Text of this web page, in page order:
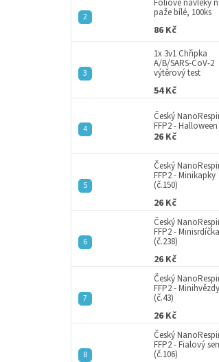
paže bílé, 100ks
86 Kč
1x 3v1 Chřipka
A/B/SARS-CoV-2
výtěrový test
54 Kč
Český
FFP2 -
26 Kč
Český
FFP2 - Minikapky
(č.150)
26 Kč
Český
FFP2 - Minisrdíčka
(č.238)
26 Kč
Český
FFP2 - Minihvězdy
(č.43)
26 Kč
Český
FFP2 - Fialový sen
(č.106)